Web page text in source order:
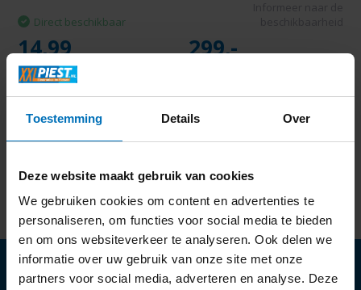
Toestemming Details Over
Deze website maakt gebruik van cookies
We gebruiken cookies om content en advertenties te
personaliseren, om functies voor social media te bieden
en om ons websiteverkeer te analyseren. Ook delen we
informatie over uw gebruik van onze site met onze
partners voor social media, adverteren en analyse. Deze
Direct beschikbaar
14,99 299,-